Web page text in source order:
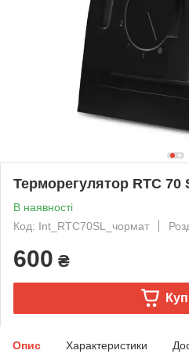
Терморегулятор RTC 70
В наявності
Код: Int_RTC70SL_чормат
600 ₴
Опис Характеристики